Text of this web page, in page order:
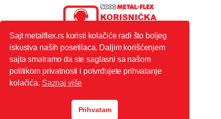
0603444235
Sajt metalflex.rs koristi kolačiće radi što boljeg
iskustva naših posetilaca. Daljim korišćenjem
sajta smatramo da ste saglasni sa našom
politikom privatnosti i potvrđujete prihvatanje
kolačića. Saznaj više
Prihvatam